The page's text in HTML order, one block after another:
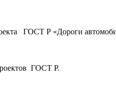
ГОСТ Р «Дороги
ГОСТ Р.